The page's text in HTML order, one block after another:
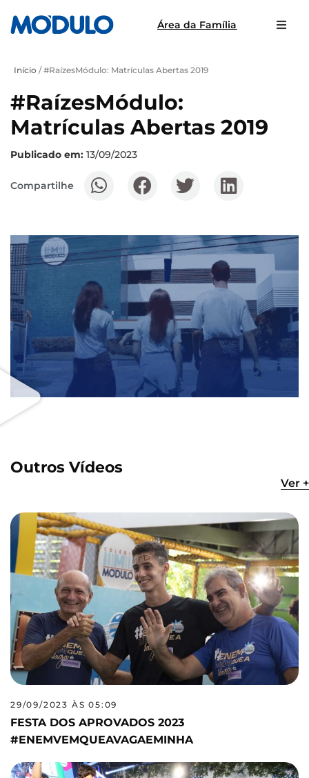
Área da Família
Início /#RaízesMódulo: Matrículas Abertas 2019
#RaízesMódulo:
Matrículas Abertas 2019
Publicado em: 13/09/2023
Compartilhe
Outros Vídeos
Ver +
29/09/2023 ÀS 05:09
FESTA DOS APROVADOS 2023
#ENEMVEMQUEAVAGAEMINHA